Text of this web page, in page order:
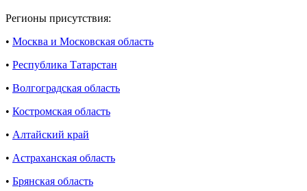
Регионы присутствия:
• Москва и Московская область
• Республика Татарстан
• Волгоградская область
• Костромская область
• Алтайский край
• Астраханская область
• Брянская область